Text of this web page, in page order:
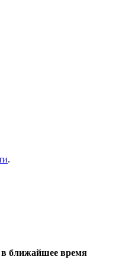
.
ближайшее время